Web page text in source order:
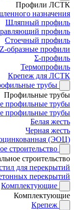
Профили ЛСТК
назначения
Шляпный профиль
профиль
Стоечный профиль
Z-образные профили
Σ-профиль
Термопрофиль
Крепеж для ЛСТК
трубы
Профильные трубы
профильные трубы
профильные трубы
Белая жесть
Черная жесть
(ЭОЦ)
строительство
строительство
для перекрытий
перекрытий
Комплектующие
Комплектующие
Крепеж